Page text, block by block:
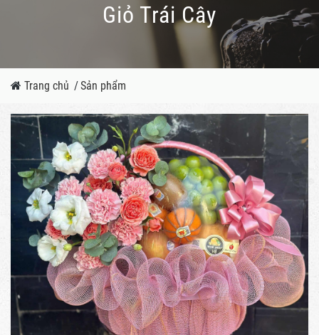
Giỏ Trái Cây
Trang chủ /Sản phẩm